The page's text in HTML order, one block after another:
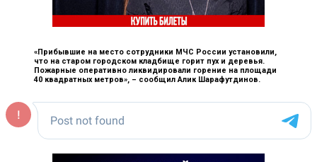
«Прибывшие на место сотрудники МЧС России установили,
что на старом городском кладбище горит пух и деревья.
Пожарные оперативно ликвидировали горение на площади
40 квадратных метров», – сообщил Алик Шарафутдинов.